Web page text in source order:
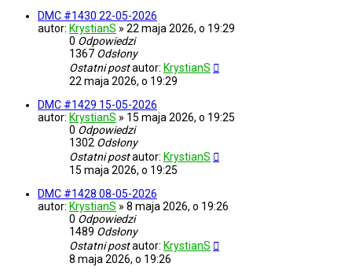
DMC #1430 22-05-2026
autor: KrystianS » 22 maja 2026, o 19:29
0 Odpowiedzi
1367 Odsłony
Ostatni postautor: KrystianS
22 maja 2026, o 19:29
DMC #1429 15-05-2026
autor: KrystianS » 15 maja 2026, o 19:25
0 Odpowiedzi
1302 Odsłony
Ostatni postautor: KrystianS
15 maja 2026, o 19:25
DMC #1428 08-05-2026
autor: KrystianS » 8 maja 2026, o 19:26
0 Odpowiedzi
1489 Odsłony
Ostatni postautor: KrystianS
8 maja 2026, o 19:26